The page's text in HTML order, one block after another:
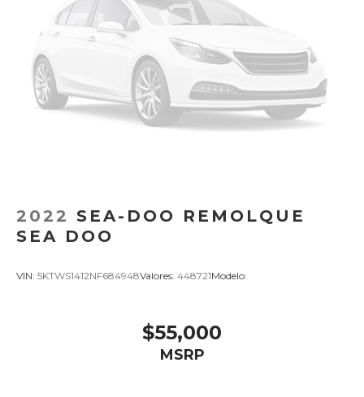
2022 SEA-DOO REMOLQUE
SEA DOO
VIN: 5KTWS1412NF684948Valores: 448721Modelo:
$55,000
MSRP